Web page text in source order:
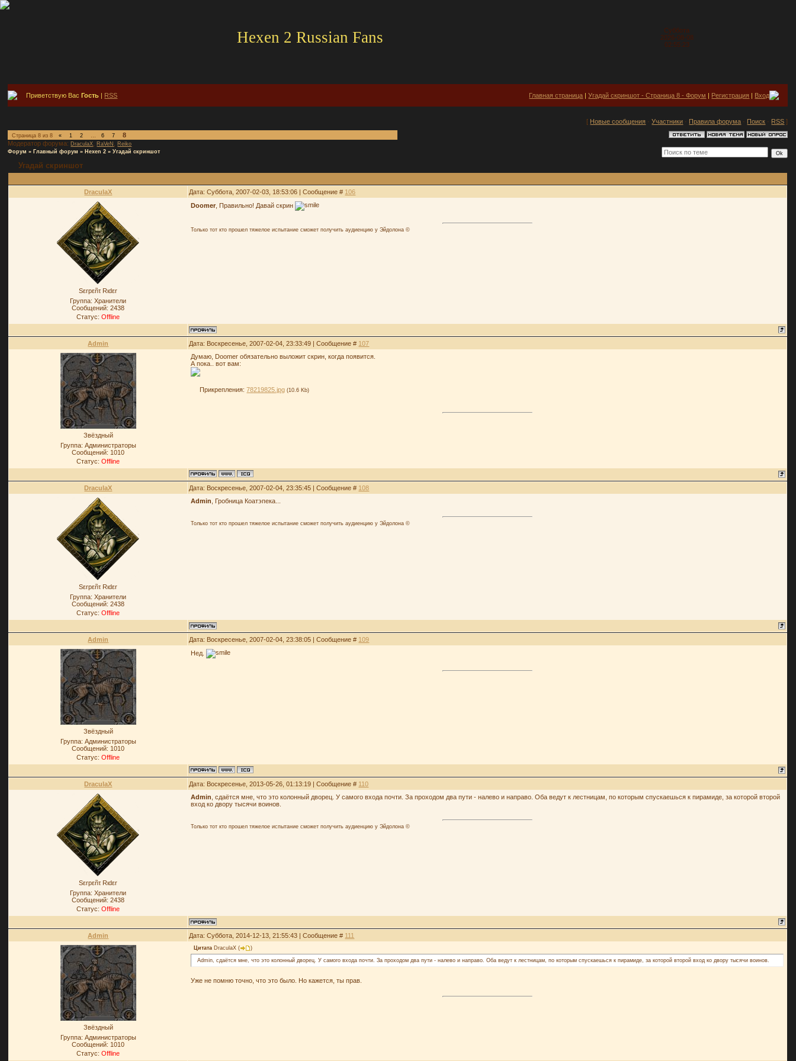
Hexen 2 Russian Fans
Суббота
2026-08-08
02:55:23
Приветствую ВасГость | RSS Главная страница |Угадай скриншот - Страница 8 - Форум | Регистрация | Вход
[ Новые сообщения ·Участники · Правила форума · Поиск · RSS ]
Страница8 из8 « 1 2 … 6 7
8
Модератор форума:DraculaX ,RaVeN ,Reiko
Форум » Главный форум » Hexen 2 » Угадай скриншот
Угадай скриншот
DraculaX Дата: Суббота, 2007-02-03, 18:53:06 | Сообщение # 106
Sεrpεñτ Rιdεr
Группа: Хранители
Сообщений:2438
Статус:Offline
Doomer , Правильно! Давай скрин
Только тот кто прошел тяжелое испытание сможет получить аудиенцию у Эйдолона ©
Admin Дата: Воскресенье, 2007-02-04, 23:33:49 | Сообщение # 107
Звёздный
Группа: Администраторы
Сообщений: 1010
Статус:Offline
Думаю, Doomer обязательно выложит скрин, когда появится.
А пока.. вот вам:
Прикрепления:78219825.jpg (10.6 Kb)
DraculaX Дата: Воскресенье, 2007-02-04, 23:35:45 | Сообщение # 108
Sεrpεñτ Rιdεr
Группа: Хранители
Сообщений:2438
Статус:Offline
Admin , Гробница Коатэпека...
Только тот кто прошел тяжелое испытание сможет получить аудиенцию у Эйдолона ©
Admin Дата: Воскресенье, 2007-02-04, 23:38:05 | Сообщение # 109
Звёздный
Группа: Администраторы
Сообщений: 1010
Статус:Offline
Нед.
DraculaX Дата: Воскресенье, 2013-05-26, 01:13:19 | Сообщение # 110
Sεrpεñτ Rιdεr
Группа: Хранители
Сообщений:2438
Статус:Offline
Admin , сдаётся мне, что это колонный дворец. У самого входа почти. За проходом два пути - налево и направо. Оба ведут к лестницам, по которым спускаешься к пирамиде, за которой второй
вход ко двору тысячи воинов.
Только тот кто прошел тяжелое испытание сможет получить аудиенцию у Эйдолона ©
Admin Дата: Суббота, 2014-12-13, 21:55:43 | Сообщение # 111
Звёздный
Группа: Администраторы
Сообщений: 1010
Статус:Offline
Цитата DraculaX ( )
Admin, сдаётся мне, что это колонный дворец. У самого входа почти. За проходом два пути - налево и направо. Оба ведут к лестницам, по которым спускаешься к пирамиде, за которой второй вход ко двору тысячи воинов.
Уже не помню точно, что это было. Но кажется, ты прав.